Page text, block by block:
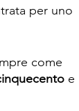
per uno
come
e